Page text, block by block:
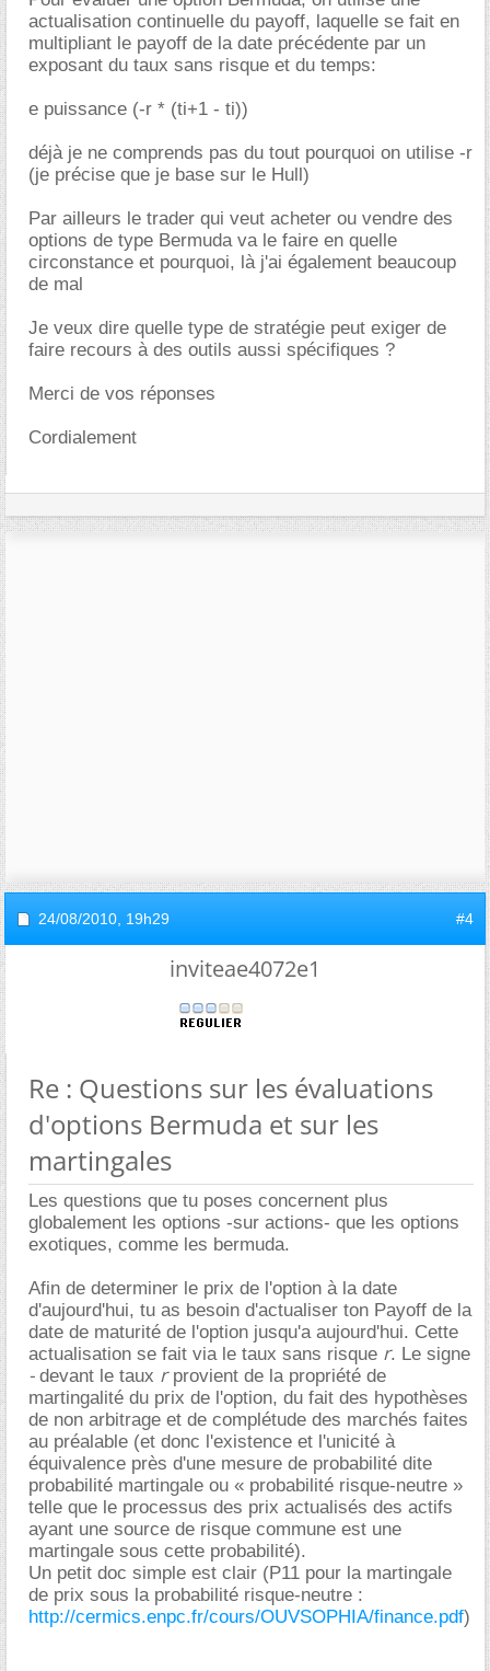
actualisation continuelle du payoff, laquelle se fait en
multipliant le payoff de la date précédente par un
exposant du taux sans risque et du temps:
e puissance (-r * (ti+1 - ti))
déjà je ne comprends pas du tout pourquoi on utilise -r
(je précise que je base sur le Hull)
Par ailleurs le trader qui veut acheter ou vendre des
options de type Bermuda va le faire en quelle
circonstance et pourquoi, là j'ai également beaucoup
de mal
Je veux dire quelle type de stratégie peut exiger de
faire recours à des outils aussi spécifiques ?
Merci de vos réponses
Cordialement
24/08/2010, 19h29 #4
inviteae4072e1
Re : Questions sur les évaluations
d'options Bermuda et sur les
martingales
Les questions que tu poses concernent plus
globalement les options -sur actions- que les options
exotiques, comme les bermuda.
Afin de determiner le prix de l'option à la date
d'aujourd'hui, tu as besoin d'actualiser ton Payoff de la
date de maturité de l'option jusqu'a aujourd'hui. Cette
actualisation se fait via le taux sans risque r. Le signe
-devant le taux rprovient de la propriété de
martingalité du prix de l'option, du fait des hypothèses
de non arbitrage et de complétude des marchés faites
au préalable (et donc l'existence et l'unicité à
équivalence près d'une mesure de probabilité dite
probabilité martingale ou « probabilité risque-neutre »
telle que le processus des prix actualisés des actifs
ayant une source de risque commune est une
martingale sous cette probabilité).
Un petit doc simple est clair (P11 pour la martingale
de prix sous la probabilité risque-neutre :
http://cermics.enpc.fr/cours/OUVSOPHIA/finance.pdf)